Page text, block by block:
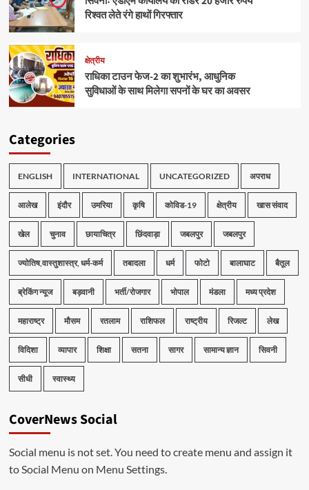
रिश्वत लेते रंगे हाथों गिरफ्तार
क्षेत्रीय
राधिका टाउन फेज-2 का शुभारंभ, आधुनिक
सुविधाओं के साथ मिलेगा सपनों के घर का अवसर
Categories
ENGLISH INTERNATIONAL UNCATEGORIZED अपराध
आलेख इंदौर उमरिया कृषि कोविड-19 क्षेत्रीय खास संवाद
खेल चुनाव छायाचित्र छिंदवाड़ा जबलपुर जबलपुर
ज्योतिष,वास्तुशास्त्र, धर्म-कर्म तबादला धर्म फोटो बालाघाट बैतूल
ब्रेकिंग न्यूज बड़वानी भर्ती/रोजगार भोपाल मंडला मध्य प्रदेश
महाराष्ट्र मौसम रतलाम राशिफल राष्ट्रीय रिजल्ट लेख
विदिशा व्यापार शिक्षा सतना सागर सामान्य ज्ञान सिवनी
सीधी स्वास्थ्य
CoverNews Social
Social menu is not set. You need to create menu and assign it
to Social Menu on Menu Settings.